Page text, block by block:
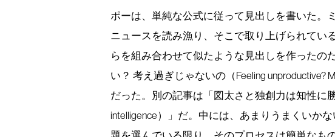
ポーは、単純な公式に従って見出しを書いた。
ニュースを読み漁り、そこで取り上げられてい
らを組み合わせて似たような見出しを作ったの
い？ 考え過ぎじゃないの（Feeling unproductive?
だった。別の記事は「図太さと独創力は知性に勝
intelligence）」だ。中には、あまりうまくいか